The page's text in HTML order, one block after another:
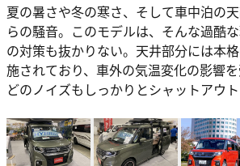
夏の暑さや冬の寒さ、そして車中泊の
らの騒音。このモデルは、そんな過酷
の対策も抜かりない。天井部分には本
施されており、車外の気温変化の影響
どのノイズもしっかりとシャットアウト